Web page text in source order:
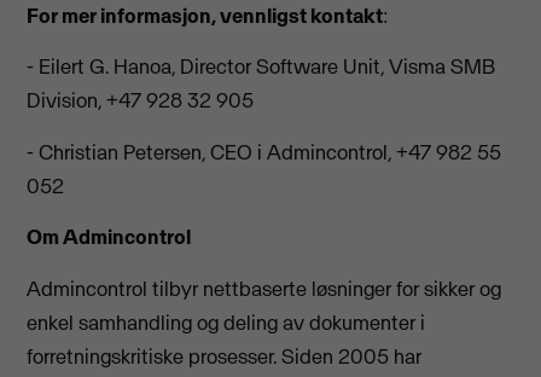
For mer informasjon, vennligst kontakt:
- Eilert G. Hanoa, Director Software Unit, Visma SMB
Division, +47 928 32 905
- Christian Petersen, CEO i Admincontrol, +47 982 55
052
Om Admincontrol
Admincontrol tilbyr nettbaserte løsninger for sikker og
enkel samhandling og deling av dokumenter i
forretningskritiske prosesser. Siden 2005 har